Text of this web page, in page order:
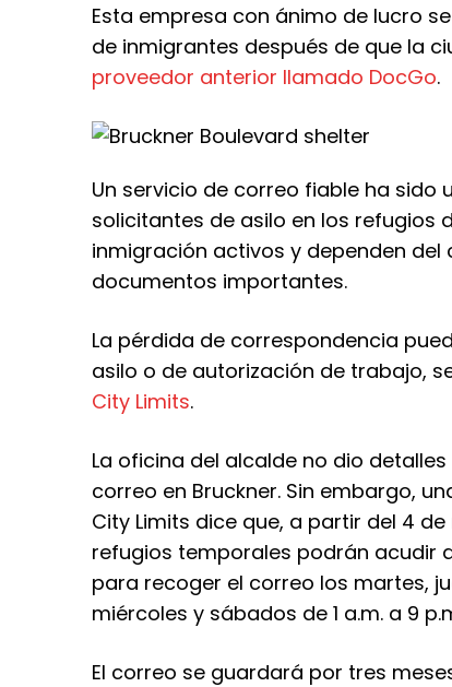
Esta empresa con ánimo de lucro
de inmigrantes después de que la
proveedor anterior llamado DocGo.
Un servicio de correo fiable ha
solicitantes de asilo en los refugios
inmigración activos y dependen
documentos importantes.
La pérdida de correspondencia
asilo o de autorización de trabajo,
City Limits.
La oficina del alcalde no dio
correo en Bruckner. Sin embargo,
City Limits dice que, a partir del 4
refugios temporales podrán acudir
para recoger el correo los martes,
miércoles y sábados de 1 a.m. a 9
El correo se guardará por tres